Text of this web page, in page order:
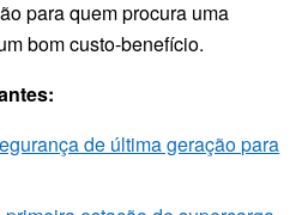
para quem procura uma
bom custo-benefício.
de última geração para